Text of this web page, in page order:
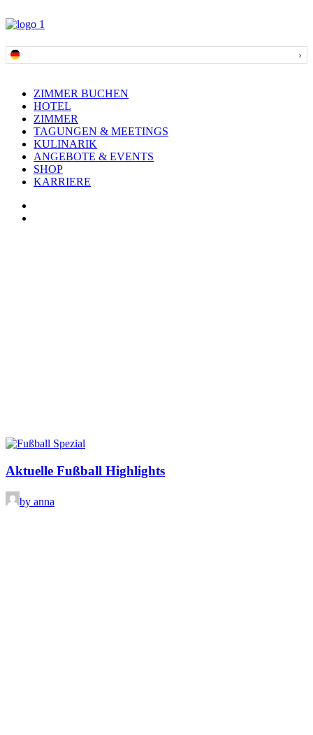
ZIMMER BUCHEN
HOTEL
ZIMMER
TAGUNGEN & MEETINGS
KULINARIK
ANGEBOTE & EVENTS
SHOP
KARRIERE
Aktuelle Fußball Highlights
by anna